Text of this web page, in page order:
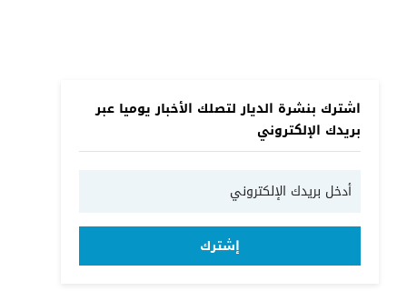
اشترك بنشرة الديار لتصلك الأخبار يوميا عبر
بريدك الإلكتروني
إشترك